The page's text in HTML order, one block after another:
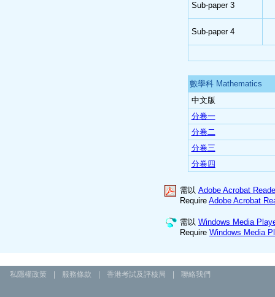
Sub-paper 3
Sub-paper 4
數學科 Mathematics
中文版
分卷一
分卷二
分卷三
分卷四
需以 Adobe Acrobat
Require Adobe Acrobat
需以 Windows Media
Require Windows Media
私隱權政策 服務條款 香港考試及評核局 聯絡我們